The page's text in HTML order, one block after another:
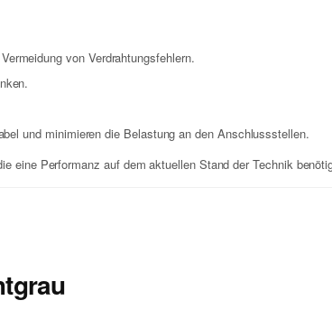
von Verdrahtungsfehlern.
und minimieren die Belastung an den Anschlussstellen.
Performanz auf dem aktuellen Stand der Technik